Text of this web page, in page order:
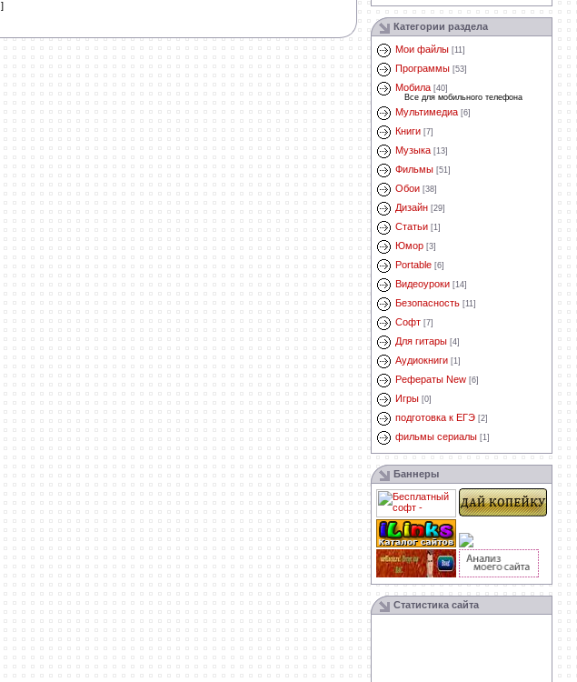
]
Категории раздела
Мои файлы [11]
Программы [53]
Мобила [40]
Все для мобильного телефона
Мультимедиа [6]
Книги [7]
Музыка [13]
Фильмы [51]
Обои [38]
Дизайн [29]
Статьи [1]
Юмор [3]
Portable [6]
Видеоуроки [14]
Безопасность [11]
Софт [7]
Для гитары [4]
Аудиокниги [1]
Рефераты New [6]
Игры [0]
подготовка к ЕГЭ [2]
фильмы сериалы [1]
Баннеры
Статистика сайта